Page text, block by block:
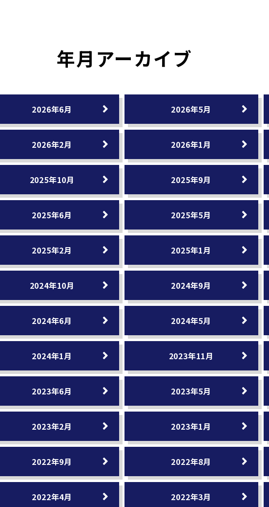
年月アーカイブ
2026年6月 2026年5月
2026年2月 2026年1月
2025年10月 2025年9月
2025年6月 2025年5月
2025年2月 2025年1月
2024年10月 2024年9月
2024年6月 2024年5月
2024年1月 2023年11月
2023年6月 2023年5月
2023年2月 2023年1月
2022年9月 2022年8月
2022年4月 2022年3月